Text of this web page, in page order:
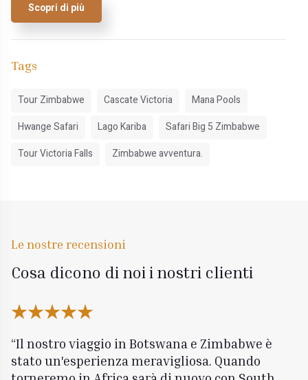
Scopri di più
Tags
Tour Zimbabwe Cascate Victoria
Mana Pools
Hwange Safari
Lago Kariba
Safari Big 5 Zimbabwe
Tour Victoria Falls
Zimbabwe avventura.
Le nostre recensioni
Cosa dicono di noi i nostri clienti
Il nostro viaggio in Botswana e Zimbabwe è
stato un'esperienza meravigliosa. Quando